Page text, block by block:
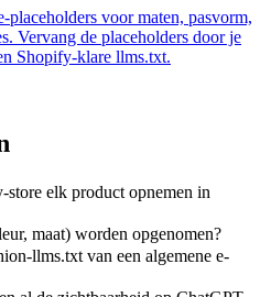
voor maten, pasvorm,
Vervang de placeholders door je
Shopify-klare llms.txt.
elk product opnemen in
maat) worden opgenomen?
llms.txt van een algemene e-